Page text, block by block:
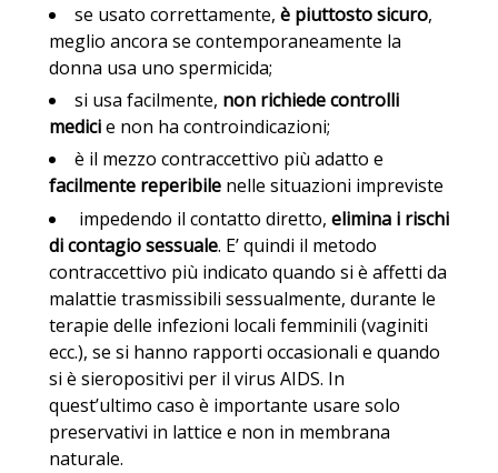
se usato correttamente, è piuttosto sicuro,
meglio ancora se contemporaneamente la
donna usa uno spermicida;
si usa facilmente, non richiede controlli
medicie non ha controindicazioni;
è il mezzo contraccettivo più adatto e
facilmente reperibilenelle situazioni impreviste
impedendo il contatto diretto, elimina i rischi
di contagio sessuale. E’ quindi il metodo
contraccettivo più indicato quando si è affetti da
malattie trasmissibili sessualmente, durante le
terapie delle infezioni locali femminili (vaginiti
ecc.), se si hanno rapporti occasionali e quando
si è sieropositivi per il virus AIDS. In
quest’ultimo caso è importante usare solo
preservativi in lattice e non in membrana
naturale.